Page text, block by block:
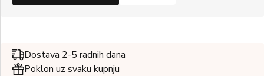
Dostava 2-5 radnih dana
Poklon uz svaku kupnju